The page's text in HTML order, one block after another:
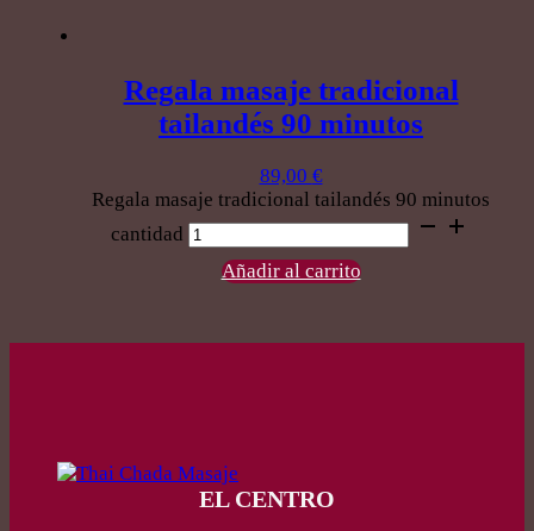
Regala masaje tradicional
tailandés 90 minutos
89,00 €
Regala masaje tradicional tailandés 90 minutos
cantidad
Añadir al carrito
EL CENTRO